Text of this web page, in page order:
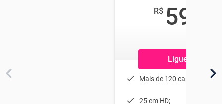
R$ 59
Ligue grátis!
Mais de 120 canais;
25 em HD;